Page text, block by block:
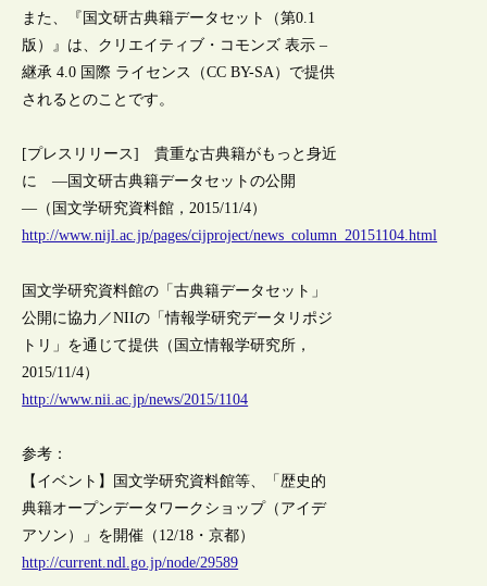
また、『国文研古典籍データセット（第0.1
版）』は、クリエイティブ・コモンズ 表示 –
継承 4.0 国際 ライセンス（CC BY-SA）で提供
されるとのことです。
[プレスリリース] 貴重な古典籍がもっと身近
に ―国文研古典籍データセットの公開
―（国文学研究資料館，2015/11/4）
http://www.nijl.ac.jp/pages/cijproject/news_column_20151104.html
国文学研究資料館の「古典籍データセット」
公開に協力／NIIの「情報学研究データリポジ
トリ」を通じて提供（国立情報学研究所，
2015/11/4）
http://www.nii.ac.jp/news/2015/1104
参考：
【イベント】国文学研究資料館等、「歴史的
典籍オープンデータワークショップ（アイデ
アソン）」を開催（12/18・京都）
http://current.ndl.go.jp/node/29589